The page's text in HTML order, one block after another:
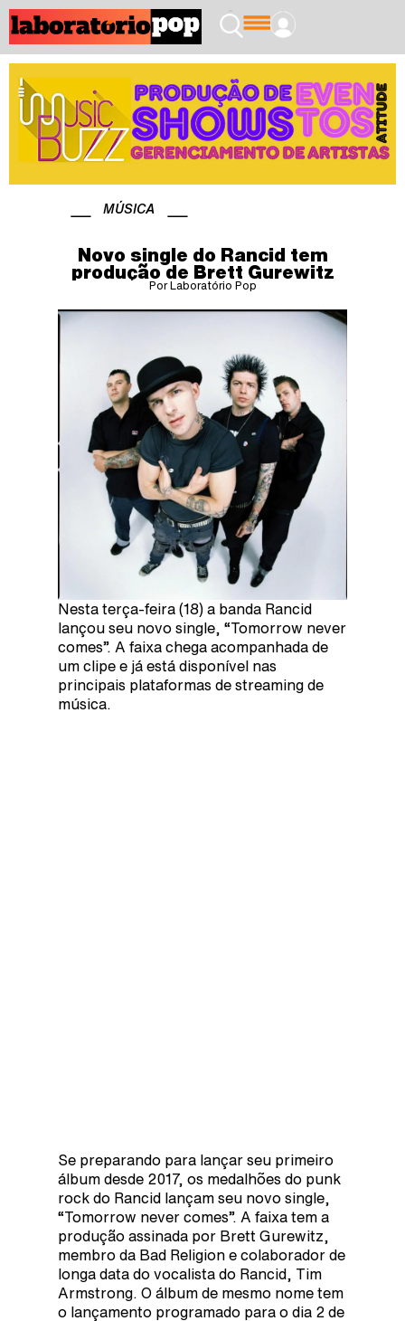
MÚSICA
Novo single do Rancid tem
produção de Brett Gurewitz
Por Laboratório Pop
Nesta terça-feira (18) a banda Rancid
lançou seu novo single, “Tomorrow never
comes”. A faixa chega acompanhada de
um clipe e já está disponível nas
principais plataformas de streaming de
música.
Se preparando para lançar seu primeiro
álbum desde 2017, os medalhões do punk
rock do Rancid lançam seu novo single,
“Tomorrow never comes”. A faixa tem a
produção assinada por Brett Gurewitz,
membro da Bad Religion e colaborador de
longa data do vocalista do Rancid, Tim
Armstrong. O álbum de mesmo nome tem
o lançamento programado para o dia 2 de